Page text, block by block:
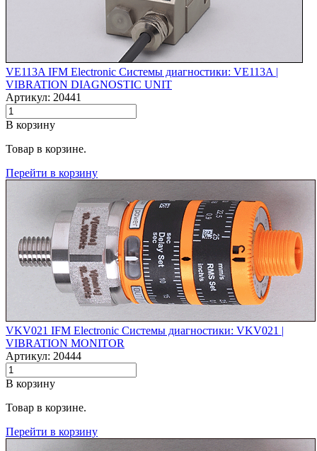
VE113A IFM Electronic Системы диагностики: VE113A |‌
VIBRATION DIAGNOSTIC UNIT
Артикул: 20441
В корзину
Товар в корзине.
Перейти в корзину
VKV021 IFM Electronic Системы диагностики: VKV021 |‌
VIBRATION MONITOR
Артикул: 20444
В корзину
Товар в корзине.
Перейти в корзину